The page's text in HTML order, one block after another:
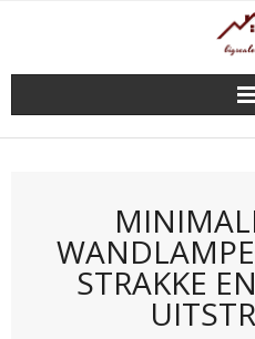
STRAKKE